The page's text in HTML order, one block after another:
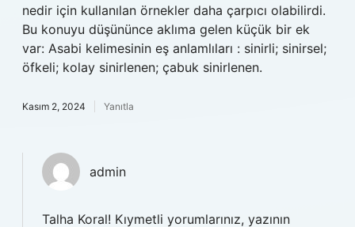
nedir için kullanılan örnekler daha çarpıcı olabilirdi.
Bu konuyu düşününce aklıma gelen küçük bir ek
var: Asabi kelimesinin eş anlamlıları : sinirli; sinirsel;
öfkeli; kolay sinirlenen; çabuk sinirlenen.
Kasım 2, 2024 Yanıtla
admin
Talha Koral! Kıymetli yorumlarınız, yazının